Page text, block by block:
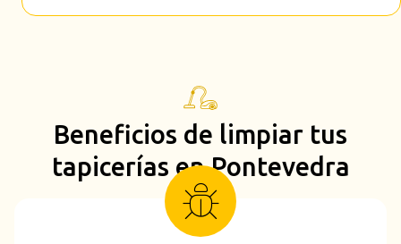
Beneficios de limpiar tus
tapicerías en Pontevedra